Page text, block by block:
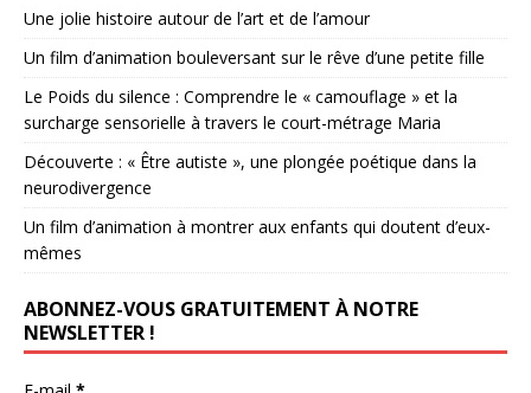
Une jolie histoire autour de l’art et de l’amour
Un film d’animation bouleversant sur le rêve d’une petite fille
Le Poids du silence : Comprendre le « camouflage » et la
surcharge sensorielle à travers le court-métrage Maria
Découverte : « Être autiste », une plongée poétique dans la
neurodivergence
Un film d’animation à montrer aux enfants qui doutent d’eux-
mêmes
ABONNEZ-VOUS GRATUITEMENT À NOTRE
NEWSLETTER !